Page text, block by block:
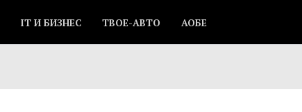
IT И БИЗНЕС ТВОЕ-АВТО АОБЕ